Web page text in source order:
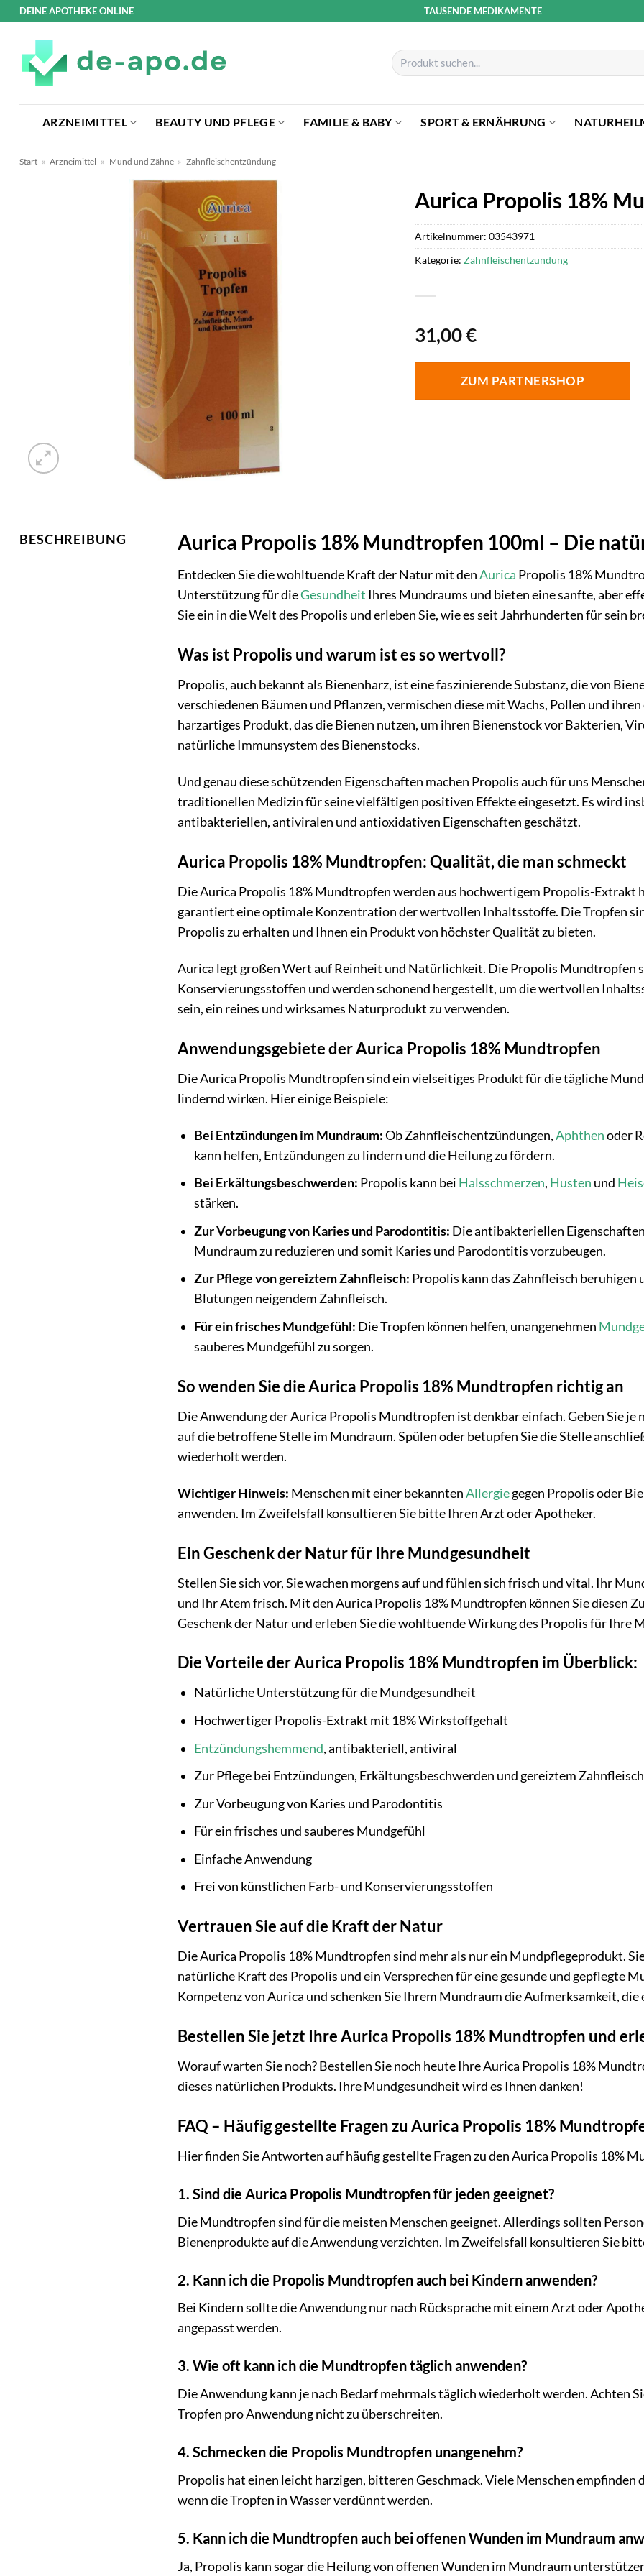
ZumDEINE APOTHEKE ONLINE TAUSENDE MEDIKAMENTE
Suchen
nach:
ARZNEIMITTEL BEAUTY UND PFLEGE FAMILIE & BABY SPORT & ERNÄHRUNG
Start » Arzneimittel » Mund und Zähne » Zahnfleischentzündung
Aurica Propolis 18%
31,00€
ZUM PARTNERSHOP
Artikelnummer: 03543971
Kategorie: Zahnfleischentzündung
BESCHREIBUNG Aurica Propolis 18% Mundtropfen 100ml – Die
Entdecken Sie die wohltuende Kraft der Natur mit denAurica Propolis 18%
Unterstützung für dieGesundheit Ihres Mundraums und bieten eine sanfte, aber
Sie ein in die Welt des Propolis und erleben Sie, wie es seit Jahrhunderten für sein
Was ist Propolis und warum ist es so wertvoll?
Propolis, auch bekannt als Bienenharz, ist eine faszinierende Substanz, die von
verschiedenen Bäumen und Pflanzen, vermischen diese mit Wachs, Pollen und
harzartiges Produkt, das die Bienen nutzen, um ihren Bienenstock vor Bakterien,
natürliche Immunsystem des Bienenstocks.
Und genau diese schützenden Eigenschaften machen Propolis auch für uns
traditionellen Medizin für seine vielfältigen positiven Effekte eingesetzt. Es wird
antibakteriellen, antiviralen und antioxidativen Eigenschaften geschätzt.
Aurica Propolis 18% Mundtropfen: Qualität, die man schmeckt
Die Aurica Propolis 18% Mundtropfen werden aus hochwertigem Propolis-Extrakt
garantiert eine optimale Konzentration der wertvollen Inhaltsstoffe. Die Tropfen
Propolis zu erhalten und Ihnen ein Produkt von höchster Qualität zu bieten.
Aurica legt großen Wert auf Reinheit und Natürlichkeit. Die Propolis Mundtropfen
Konservierungsstoffen und werden schonend hergestellt, um die wertvollen
sein, ein reines und wirksames Naturprodukt zu verwenden.
Anwendungsgebiete der Aurica Propolis 18% Mundtropfen
Die Aurica Propolis Mundtropfen sind ein vielseitiges Produkt für die tägliche
lindernd wirken. Hier einige Beispiele:
Bei Entzündungen im Mundraum:Ob Zahnfleischentzündungen,Aphthenoder
kann helfen, Entzündungen zu lindern und die Heilung zu fördern.
Bei Erkältungsbeschwerden: Propolis kann bei Halsschmerzen, Husten und
stärken.
Zur Vorbeugung von Karies und Parodontitis: Die antibakteriellen
Mundraum zu reduzieren und somit Karies und Parodontitis vorzubeugen.
Zur Pflege von gereiztem Zahnfleisch: Propolis kann das Zahnfleisch beruhigen
Blutungen neigendem Zahnfleisch.
Für ein frisches Mundgefühl: Die Tropfen können helfen, unangenehmen
sauberes Mundgefühl zu sorgen.
So wenden Sie die Aurica Propolis 18% Mundtropfen richtig an
Die Anwendung der Aurica Propolis Mundtropfen ist denkbar einfach. Geben Sie je
auf die betroffene Stelle im Mundraum. Spülen oder betupfen Sie die Stelle
wiederholt werden.
Wichtiger Hinweis: Menschen mit einer bekanntenAllergiegegen Propolis oder
anwenden. Im Zweifelsfall konsultieren Sie bitte Ihren Arzt oder Apotheker.
Ein Geschenk der Natur für Ihre Mundgesundheit
Stellen Sie sich vor, Sie wachen morgens auf und fühlen sich frisch und vital. Ihr
und Ihr Atem frisch. Mit den Aurica Propolis 18% Mundtropfen können Sie diesen
Geschenk der Natur und erleben Sie die wohltuende Wirkung des Propolis für Ihre
Die Vorteile der Aurica Propolis 18% Mundtropfen im Überblick:
Natürliche Unterstützung für die Mundgesundheit
Hochwertiger Propolis-Extrakt mit 18% Wirkstoffgehalt
Entzündungshemmend, antibakteriell, antiviral
Zur Pflege bei Entzündungen, Erkältungsbeschwerden und gereiztem Zahnfleisch
Zur Vorbeugung von Karies und Parodontitis
Für ein frisches und sauberes Mundgefühl
Einfache Anwendung
Frei von künstlichen Farb- und Konservierungsstoffen
Vertrauen Sie auf die Kraft der Natur
Die Aurica Propolis 18% Mundtropfen sind mehr als nur ein Mundpflegeprodukt.
natürliche Kraft des Propolis und ein Versprechen für eine gesunde und gepflegte
Kompetenz von Aurica und schenken Sie Ihrem Mundraum die Aufmerksamkeit, die
Bestellen Sie jetzt Ihre Aurica Propolis 18% Mundtropfen und
Worauf warten Sie noch? Bestellen Sie noch heute Ihre Aurica Propolis 18%
dieses natürlichen Produkts. Ihre Mundgesundheit wird es Ihnen danken!
FAQ – Häufig gestellte Fragen zu Aurica Propolis 18%
Hier finden Sie Antworten auf häufig gestellte Fragen zu den Aurica Propolis 18%
1. Sind die Aurica Propolis Mundtropfen für jeden geeignet?
Die Mundtropfen sind für die meisten Menschen geeignet. Allerdings sollten
Bienenprodukte auf die Anwendung verzichten. Im Zweifelsfall konsultieren Sie
2. Kann ich die Propolis Mundtropfen auch bei Kindern anwenden?
Bei Kindern sollte die Anwendung nur nach Rücksprache mit einem Arzt oder
angepasst werden.
3. Wie oft kann ich die Mundtropfen täglich anwenden?
Die Anwendung kann je nach Bedarf mehrmals täglich wiederholt werden. Achten
Tropfen pro Anwendung nicht zu überschreiten.
4. Schmecken die Propolis Mundtropfen unangenehm?
Propolis hat einen leicht harzigen, bitteren Geschmack. Viele Menschen empfinden
wenn die Tropfen in Wasser verdünnt werden.
5. Kann ich die Mundtropfen auch bei offenen Wunden im Mundraum
Ja, Propolis kann sogar die Heilung von offenen Wunden im Mundraum